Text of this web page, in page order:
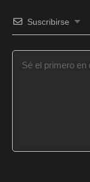
Suscribirse